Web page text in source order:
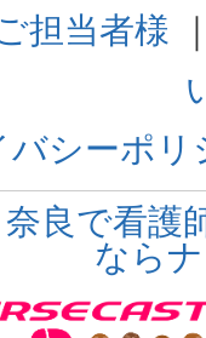
担当者様
バシーポリ
良で看
なら